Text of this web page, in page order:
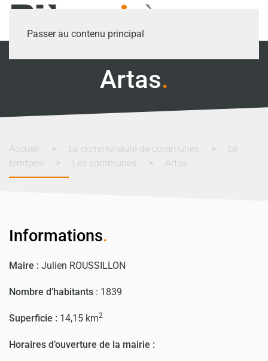
Passer au contenu principal
Artas.
Accueil La communauté de communes
Le
territoire
Les communes Artas
Informations.
Maire : Julien ROUSSILLON
Nombre d’habitants : 1839
Superficie : 14,15 km2
Horaires d’ouverture de la mairie :